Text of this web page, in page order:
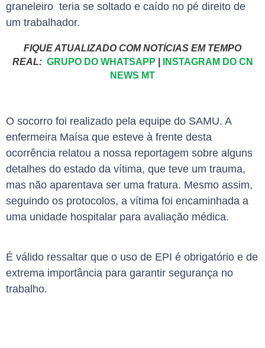
graneleiro teria se soltado e caído no pé direito de
um trabalhador.
FIQUE ATUALIZADO COM NOTÍCIAS EM TEMPO
REAL: GRUPO DO WHATSAPP
INSTAGRAM DO CN
NEWS MT
O socorro foi realizado pela equipe do SAMU. A
enfermeira Maísa que esteve à frente desta
ocorrência relatou a nossa reportagem sobre alguns
detalhes do estado da vítima, que teve um trauma,
mas não aparentava ser uma fratura. Mesmo assim,
seguindo os protocolos, a vítima foi encaminhada a
uma unidade hospitalar para avaliação médica.
É válido ressaltar que o uso de EPI é obrigatório e de
extrema importância para garantir segurança no
trabalho.